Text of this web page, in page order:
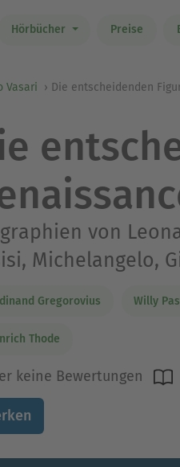
Hörbücher Preise
Vasari Die entscheidenden
von
Michelangelo,
Gregorovius Willy
Thode
keine Bewertungen